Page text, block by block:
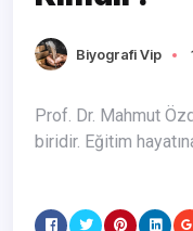
Biyografi Vip
Prof. Dr. Mahmut Özdemir, Türk akademisyen ve uzman
biridir. Eğitim